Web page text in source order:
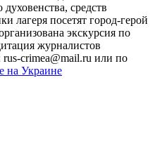
средств
лагеря посетят город-герой
экскурсия по
журналистов
rus-crimea@mail.ru или по
на Украине